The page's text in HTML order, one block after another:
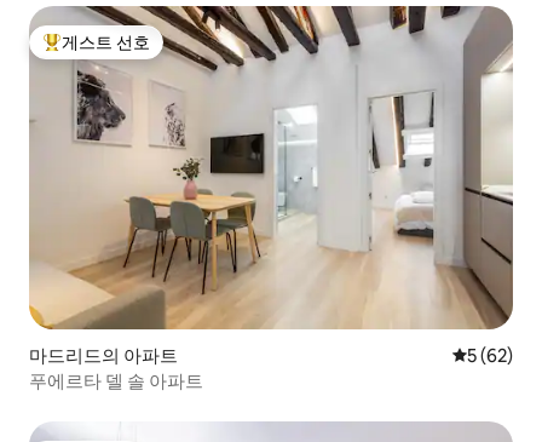
상위 게스트 선호
게스트 선호
마드리드의 아파트 평점 5점(5
5 (62)
푸에르타 델 솔 아파트